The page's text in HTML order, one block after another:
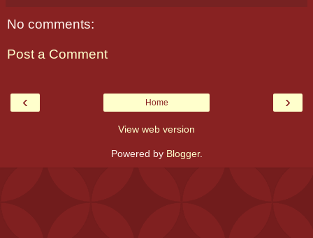
No comments:
Post a Comment
‹ ›
Home
View web version
Powered by Blogger.